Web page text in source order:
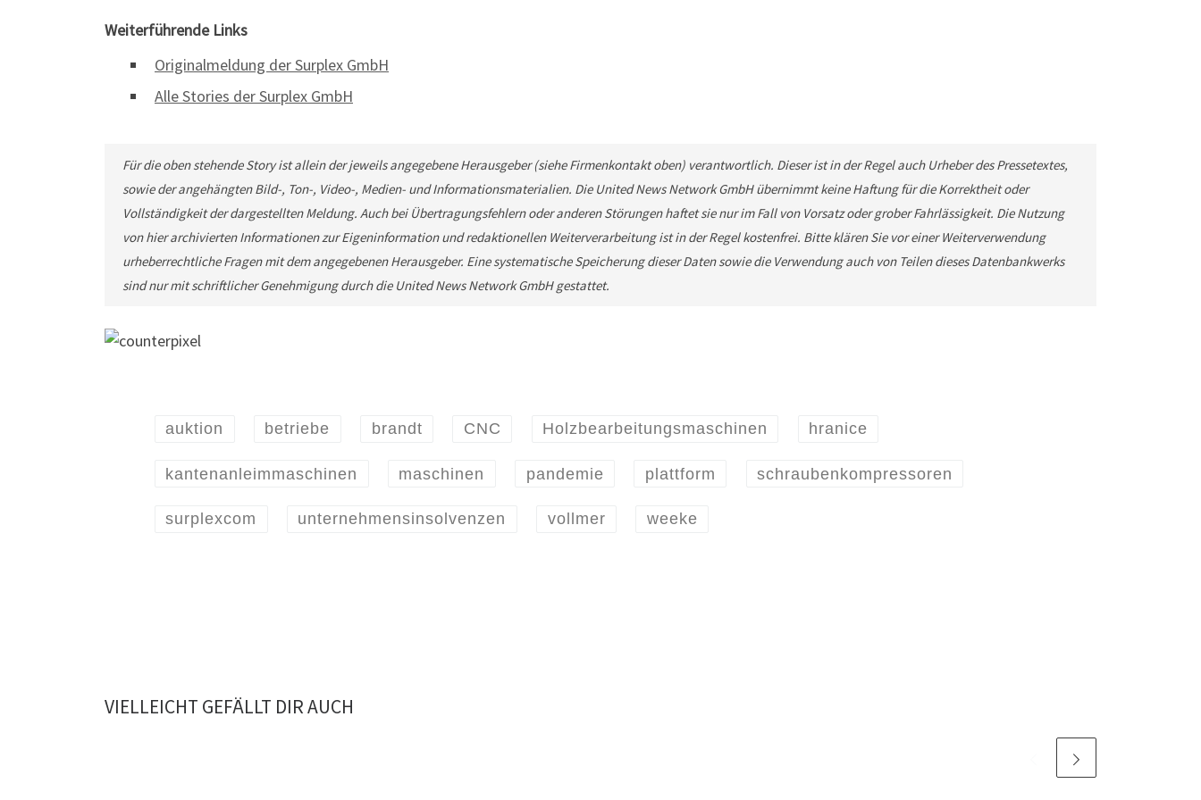
Weiterführende Links
Originalmeldung der Surplex GmbH
Alle Stories der Surplex GmbH
Für die oben stehende Story ist allein der jeweils angegebene Herausgeber (siehe Firmenkontakt oben) verantwortlich. Dieser ist in der Regel auch Urheber des Pressetextes,
sowie der angehängten Bild-, Ton-, Video-, Medien- und Informationsmaterialien. Die United News Network GmbH übernimmt keine Haftung für die Korrektheit oder
Vollständigkeit der dargestellten Meldung. Auch bei Übertragungsfehlern oder anderen Störungen haftet sie nur im Fall von Vorsatz oder grober Fahrlässigkeit. Die Nutzung
von hier archivierten Informationen zur Eigeninformation und redaktionellen Weiterverarbeitung ist in der Regel kostenfrei. Bitte klären Sie vor einer Weiterverwendung
urheberrechtliche Fragen mit dem angegebenen Herausgeber. Eine systematische Speicherung dieser Daten sowie die Verwendung auch von Teilen dieses Datenbankwerks
sind nur mit schriftlicher Genehmigung durch die United News Network GmbH gestattet.
auktion betriebe brandt CNC Holzbearbeitungsmaschinen hranice
kantenanleimmaschinen maschinen pandemie plattform schraubenkompressoren
surplexcom unternehmensinsolvenzen vollmer weeke
VIELLEICHT GEFÄLLT DIR AUCH